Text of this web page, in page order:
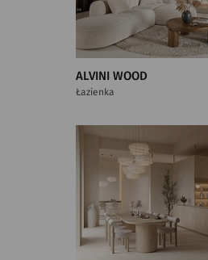
ALVINI WOOD
Łazienka